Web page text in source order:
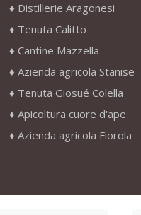
Distillerie Aragonesi
Tenuta Calitto
Cantine Mazzella
Azienda agricola Stanise
Tenuta Giosué Colella
Apicoltura cuore d'ape
Azienda agricola Fiorola